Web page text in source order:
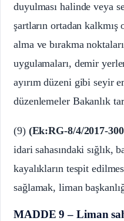
duyulması halinde veya
şartların ortadan kalkmış
alma ve bırakma
uygulamaları, demir
ayırım düzeni gibi seyir
düzenlemeler Bakanlık
(9)(Ek:RG-8/4/2017-
idari sahasındaki sığlık,
kayalıkların tespit
sağlamak, liman
MADDE 9 – Liman